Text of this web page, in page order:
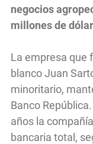
negocios
millones de
La empresa que
blanco Juan
minoritario,
Banco
años la
bancaria total,